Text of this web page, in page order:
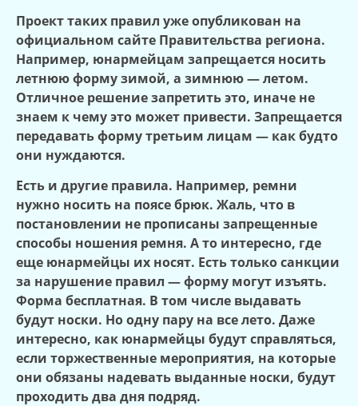
Проект таких правил уже опубликован на
официальном сайте Правительства региона.
Например, юнармейцам запрещается носить
летнюю форму зимой, а зимнюю — летом.
Отличное решение запретить это, иначе не
знаем к чему это может привести. Запрещается
передавать форму третьим лицам — как будто
они нуждаются.
Есть и другие правила. Например, ремни
нужно носить на поясе брюк. Жаль, что в
постановлении не прописаны запрещенные
способы ношения ремня. А то интересно, где
еще юнармейцы их носят. Есть только санкции
за нарушение правил — форму могут изъять.
Форма бесплатная. В том числе выдавать
будут носки. Но одну пару на все лето. Даже
интересно, как юнармейцы будут справляться,
если торжественные мероприятия, на которые
они обязаны надевать выданные носки, будут
проходить два дня подряд.